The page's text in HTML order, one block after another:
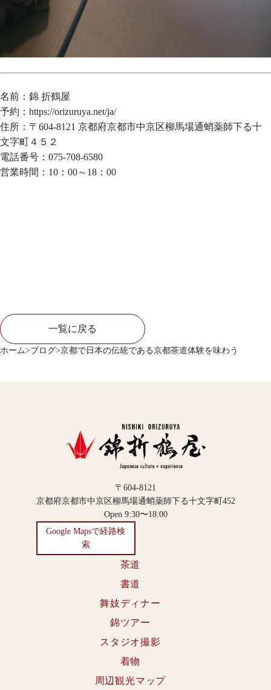
名前：錦 折鶴屋
予約： https://orizuruya.net/ja/
住所：〒604-8121 京都府京都市中京区柳馬場通蛸薬師下る十
文字町４５２
電話番号：075-708-6580
営業時間：10：00～18：00
一覧に戻る
ホーム>ブログ>京都で日本の伝統である京都茶道体験を味わう
〒604-8121
京都府京都市中京区柳馬場通蛸薬師下る十文字町452
Open 9:30〜18:00
Google Mapsで経路検
索
茶道
書道
舞妓ディナー
錦ツアー
スタジオ撮影
着物
周辺観光マップ